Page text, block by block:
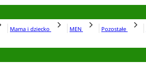
Mama i dziecko MEN Pozostałe